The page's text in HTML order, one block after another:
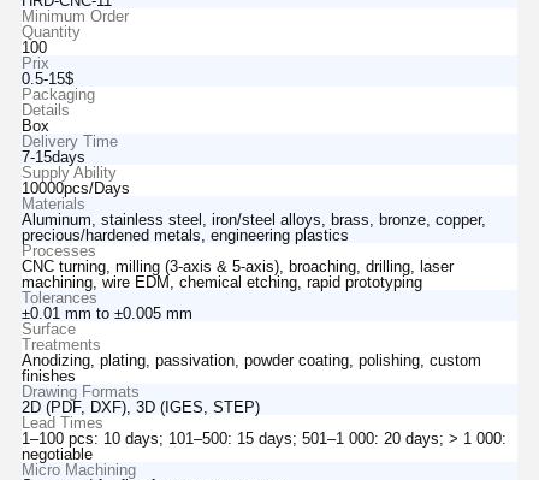
Minimum Order
Quantity
100
Prix
0.5-15$
Packaging
Details
Box
Delivery Time
7-15days
Supply Ability
10000pcs/Days
Materials
Aluminum, stainless steel, iron/steel alloys, brass, bronze, copper,
precious/hardened metals, engineering plastics
Processes
CNC turning, milling (3-axis & 5-axis), broaching, drilling, laser
machining, wire EDM, chemical etching, rapid prototyping
Tolerances
±0.01 mm to ±0.005 mm
Surface
Treatments
Anodizing, plating, passivation, powder coating, polishing, custom
finishes
Drawing Formats
2D (PDF, DXF), 3D (IGES, STEP)
Lead Times
1–100 pcs: 10 days; 101–500: 15 days; 501–1 000: 20 days; > 1 000:
negotiable
Micro Machining